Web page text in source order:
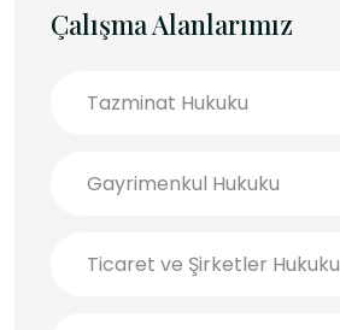
Çalışma Alanlarımız
Tazminat Hukuku
Gayrimenkul Hukuku
Ticaret ve Şirketler Hukuku